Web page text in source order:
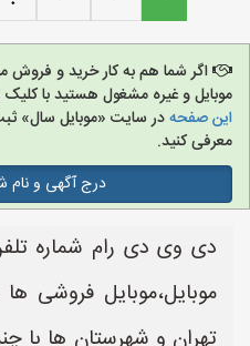
اگر شما هم به کار خرید و فروش
موبایل و غیره مشغول هستید با
این صفحهدر سایت «موبایل سال»
معرفی کنید.
درج آگهی و نام
دی وی دی رام شماره
موبایل،موبایل
تهران و شهرستان ها با